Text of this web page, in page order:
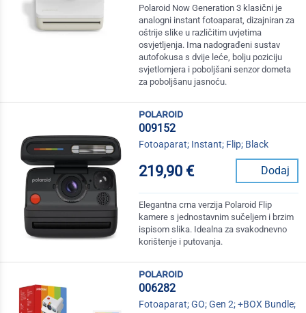
Polaroid Now Generation 3 klasični je
analogni instant fotoaparat, dizajniran za
oštrije slike u različitim uvjetima
osvjetljenja. Ima nadograđeni sustav
autofokusa s dvije leće, bolju poziciju
svjetlomjera i poboljšani senzor dometa
za poboljšanu jasnoću.
polaroid
009152
Fotoaparat; Instant; Flip; Black
219,90 € Dodaj
Elegantna crna verzija Polaroid Flip
kamere s jednostavnim sučeljem i brzim
ispisom slika. Idealna za svakodnevno
korištenje i putovanja.
polaroid
006282
Fotoaparat; GO; Gen 2; +BOX Bundle;